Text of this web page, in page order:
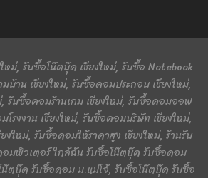
ม่, รับซื้อโน๊ตบุ๊ค เชียงใหม่, รับซื้อ Notebook
บ้าน เชียงใหม่, รับซื้อคอมประกอบ เชียงใหม่,
รับซื้อคอมร้านเกม เชียงใหม่, รับซื้อคอมออฟ
รงงาน เชียงใหม่, รับซื้อคอมบริษัท เชียงใหม่,
ใหม่, รับซื้อคอมให้ราคาสูง เชียงใหม่, ร้านรับ
มพิวเตอร์ ใกล้ฉัน รับซื้อโน๊ตบุ๊ค รับซื้อคอม
น๊ตบุ๊ค รับซื้อคอม ม.แม่โจ้, รับซื้อโน๊ตบุ๊ค รับซื้อ